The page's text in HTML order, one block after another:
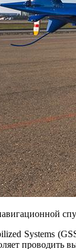
Systems